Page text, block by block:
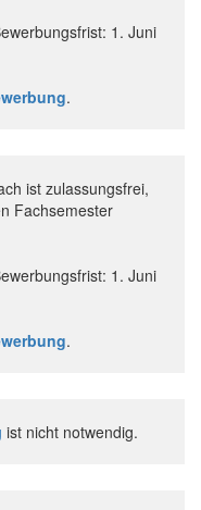
1. Juni
.
ist zulassungsfrei,
Fachsemester
1. Juni
.
ist nicht notwendig.